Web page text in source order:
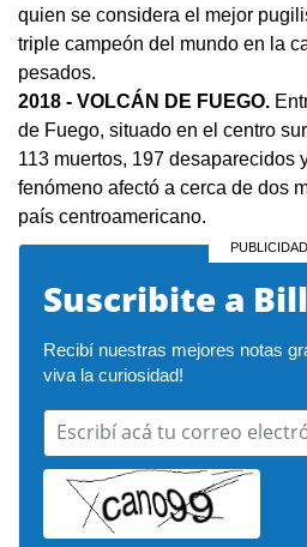
quien se considera el mejor
triple campeón del mundo en la
pesados.
2018 - VOLCÁN DE FUEGO.
de Fuego, situado en el centro
113 muertos, 197 desaparecidos
fenómeno afectó a cerca de dos
país centroamericano.
Suscribite a
Recibí nuestras mejores notas
viva la curiosidad!
Escribí acá tu correo